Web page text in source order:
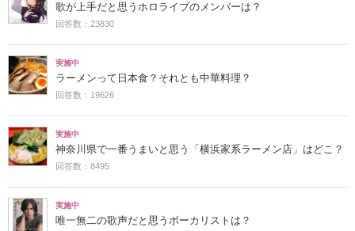
歌が上手だと思うホロライブのメンバーは？
回答数：23830
実施中
ラーメンって日本食？それとも中華料理？
回答数：19626
実施中
神奈川県で一番うまいと思う「横浜家系ラーメン店」はどこ？
回答数：8495
実施中
唯一無二の歌声だと思うボーカリストは？